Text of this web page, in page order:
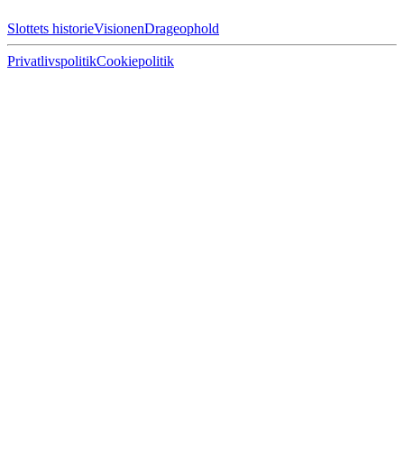
Slottets historieVisionenDrageophold
PrivatlivspolitikCookiepolitik